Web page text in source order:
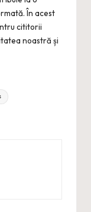
În acest
cititorii
noastră și